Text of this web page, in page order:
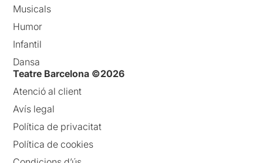
Musicals
Humor
Infantil
Dansa
Teatre Barcelona ©2026
Atenció al client
Avís legal
Política de privacitat
Política de cookies